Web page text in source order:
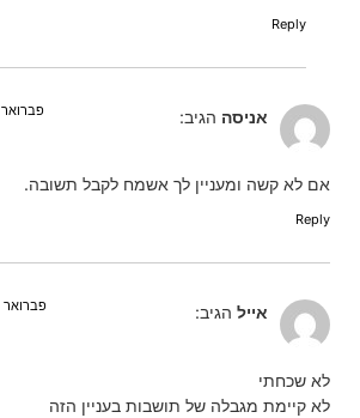
Reply
אניסה הגיב: פברואר 3, 2014 בשעה 12:10 pm
אם לא קשה ומעניין לך אשמח לקבל תשובה.
Reply
אייל הגיב: פברואר 3, 2014 בשעה 12:20 pm
לא שכחתי
לא קיימת מגבלה של תושבות בעניין הזה